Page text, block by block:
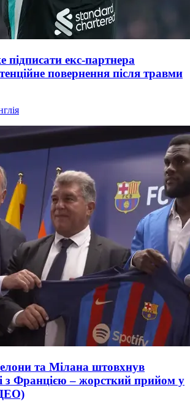
підписати екс-партнера
повернення після травми
та Мілана штовхнув
з Францією – жорсткий прийом у